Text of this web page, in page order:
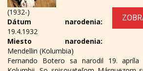
(1932-)
Dátum narodenia:
19.4.1932
Miesto narodenia:
Mendellin (Kolumbia)
Fernando Botero sa narodil 19.